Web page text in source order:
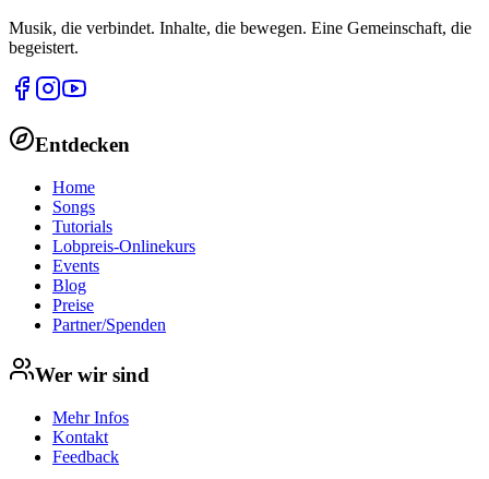
Musik, die verbindet. Inhalte, die bewegen. Eine Gemeinschaft, die
begeistert.
Entdecken
Home
Songs
Tutorials
Lobpreis-Onlinekurs
Events
Blog
Preise
Partner/Spenden
Wer wir sind
Mehr Infos
Kontakt
Feedback